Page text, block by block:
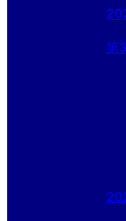
第